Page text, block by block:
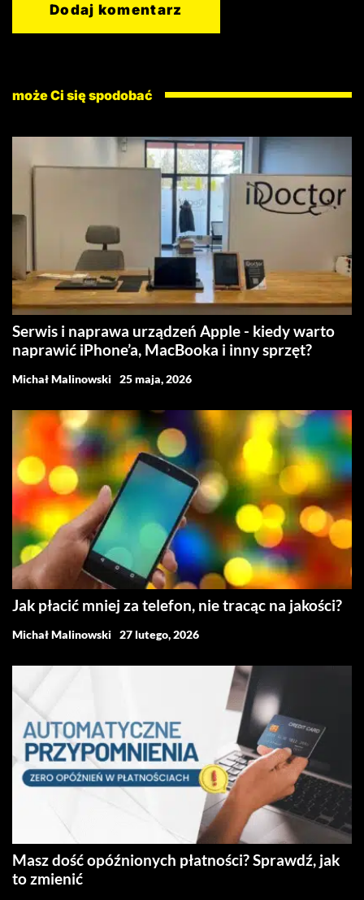
może Ci się spodobać
Serwis i naprawa urządzeń Apple - kiedy warto
naprawić iPhone’a, MacBooka i inny sprzęt?
Michał Malinowski 25 maja, 2026
Jak płacić mniej za telefon, nie tracąc na jakości?
Michał Malinowski 27 lutego, 2026
Masz dość opóźnionych płatności? Sprawdź, jak
to zmienić